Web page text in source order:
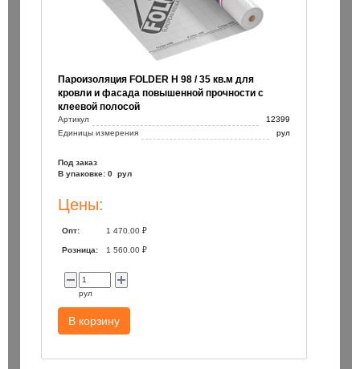
Пароизоляция FOLDER H 98 / 35 кв.м для
кровли и фасада повышенной прочности с
клеевой полосой
Артикул
12399
Единицы измерения
рул
Под заказ
В упаковке: 0 рул
Цены:
Опт: 1 470.00 ₽
Розница: 1 560.00 ₽
рул
В корзину